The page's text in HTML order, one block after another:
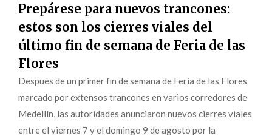
Prepárese para nuevos trancones:
estos son los cierres viales del
último fin de semana de Feria de las
Flores
Después de un primer fin de semana de Feria de las Flores
marcado por extensos trancones en varios corredores de
Medellín, las autoridades anunciaron nuevos cierres viales
entre el viernes 7 y el domingo 9 de agosto por la